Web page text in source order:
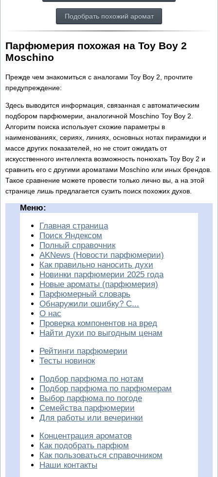
Подобрать похожий аромат
Парфюмерия похожая на Toy Boy 2
Moschino
Прежде чем знакомиться с аналогами Toy Boy 2, прочтите
предупреждение:
Здесь выводится информация, связанная с автоматическим
подбором парфюмерии, аналогичной Moschino Toy Boy 2.
Алгоритм поиска использует схожие параметры в
наименованиях, сериях, линиях, основных нотах пирамидки и
массе других показателей, но не стоит ожидать от
искусственного интеллекта возможность понюхать Toy Boy 2 и
сравнить его с другими ароматами Moschino или иных брендов.
Такое сравнение можете провести только лично вы, а на этой
странице лишь предлагается сузить поиск похожих духов.
Меню:
Главная страница
Поиск Яндексом
Полный справочник
AKNews (Новости парфюмерии)
Как правильно наносить духи
Новинки парфюмерии 2025 года
Новые ароматы (парфюмерия)
Парфюмерный словарь
Обнаружили ошибку? С...
О нас
Проверка компонентов на вред
Найти духи по выгодным ценам
Рейтинги парфюмерии
Тесты новинок
Подбор парфюма по нотам
Подбор парфюма по парфюмерам
Выбор парфюма по погоде
Семейства парфюмерии
Для работы или вечеринки
Концентрация ароматов
Как подобрать парфюм
Как пользоваться справочником
Наши контакты